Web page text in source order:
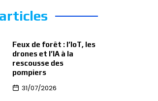
Feux de forêt : l’IoT, les
drones et l’IA à la
rescousse des
pompiers
31/07/2026